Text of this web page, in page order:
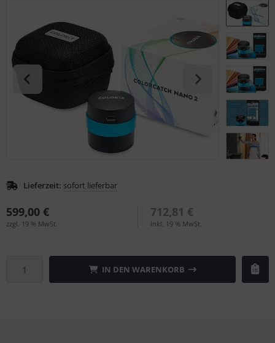
Lieferzeit: sofort lieferbar
599,00 €
zzgl. 19 % MwSt.
712,81 €
inkl. 19 % MwSt.
IN DEN WARENKORB